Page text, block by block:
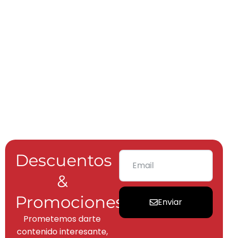
Descuentos
&
Promociones
Prometemos darte
contenido interesante,
Enviar